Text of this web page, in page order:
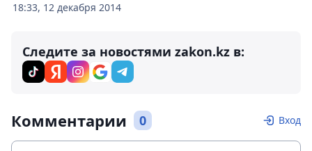
18:33, 12 декабря 2014
Следите за новостями zakon.kz в:
Комментарии 0 Вход